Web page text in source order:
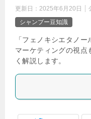
更新日： 2025年6月20日
シャンプー豆知識
「フェノキシエタノ
マーケティングの視点
く解説します。